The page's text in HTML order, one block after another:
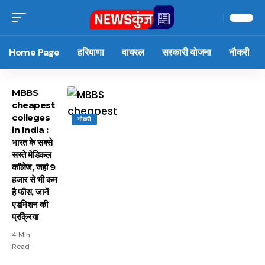
Home Page हरियाणा वायरल सरकारी योजना नौकरी
नौकरी
MBBS
cheapest
colleges
in India :
भारत के सबसे
सस्ते मेडिकल
कॉलेज, जहां 9
हजार से भी कम
है फीस, जानें
एडमिशन की
प्रक्रिया
4 Min
Read